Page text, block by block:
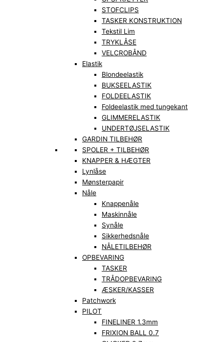
STOFCLIPS
TASKER KONSTRUKTION
Tekstil Lim
TRYKLÅSE
VELCROBÅND
Elastik
Blondeelastik
BUKSEELASTIK
FOLDEELASTIK
Foldeelastik med tungekant
GLIMMERELASTIK
UNDERTØJSELASTIK
GARDIN TILBEHØR
SPOLER + TILBEHØR
KNAPPER & HÆGTER
Lynlåse
Mønsterpapir
Nåle
Knappenåle
Maskinnåle
Synåle
Sikkerhedsnåle
NÅLETILBEHØR
OPBEVARING
TASKER
TRÅDOPBEVARING
ÆSKER/KASSER
Patchwork
PILOT
FINELINER 1.3mm
FRIXION BALL 0.7